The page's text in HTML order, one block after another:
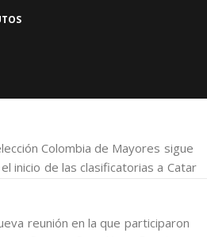
Colombia de Mayores sigue
inicio de las clasificatorias a Catar
reunión en la que participaron